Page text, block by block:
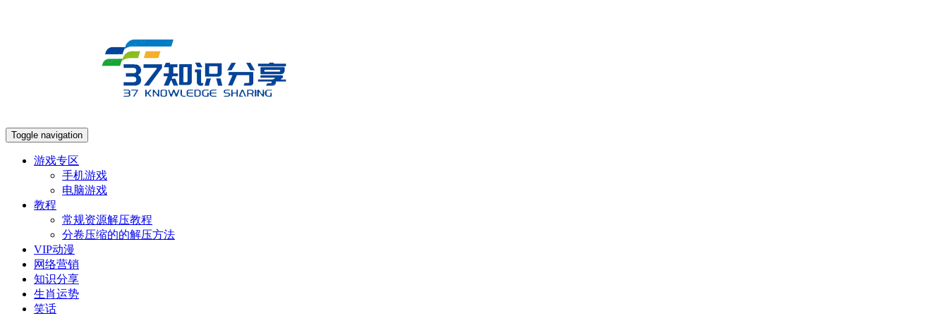
Toggle navigation
游戏专区
手机游戏
电脑游戏
教程
常规资源解压教程
分卷压缩的的解压方法
VIP动漫
网络营销
知识分享
生肖运势
笑话